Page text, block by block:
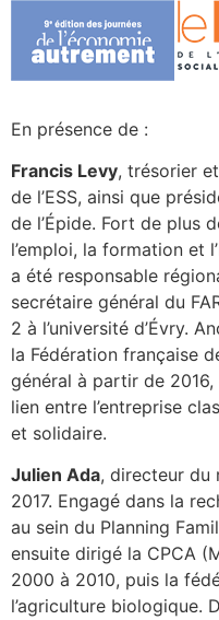
En présence de :
Francis Levy, trésorier
de l’ESS, ainsi que
de l’Épide. Fort de plus
l’emploi, la formation et
a été responsable
secrétaire général du
2 à l’université d’Évry.
la Fédération française
général à partir de
lien entre l’entreprise
et solidaire.
Julien Ada, directeur du
2017. Engagé dans la
au sein du Planning
ensuite dirigé la CPCA
2000 à 2010, puis la
l’agriculture biologique.